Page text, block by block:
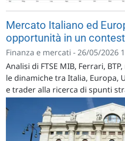
Mercato Italiano ed
opportunità in un
Finanza e mercati - 26/05/2026
Analisi di FTSE MIB, Ferrari,
le dinamiche tra Italia, Europa,
e trader alla ricerca di spunti